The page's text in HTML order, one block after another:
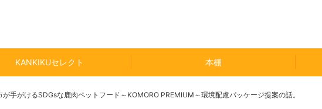
KANKIKUセレクト 本棚
が手がけるSDGsな鹿肉ペットフード～KOMORO PREMIUM～環境配慮パッケージ提案の話。